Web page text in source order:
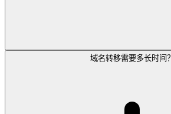
域名转移需要多长时间？